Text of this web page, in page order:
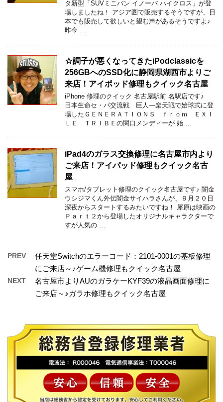
タ新型「SUVミニバン イノーバ ハイクロス」が登
場しましたね！ アジア圏で販売するそうですが、日
本でも販売して欲しいと望む声があるそうですよ♪
昨今 …
☆調子が悪くなってきたiPodclassicを
256GBへのSSD化に静岡県湖西市よりご
来店！アイポッド修理もクイック名古屋
iPhone 修理のクイック 名古屋駅前 名駅店です♪
日本生命セ・パ交流戦 巨人―楽天戦で始球式に登
場したＧＥＮＥＲＡＴＩＯＮＳ ｆｒｏｍ ＥＸＩ
ＬＥ ＴＲＩＢＥの関口メンディーが 始 …
iPad4のガラス交換修理に名古屋市内より
ご来店！アイパッド修理もクイック名古
屋
スマホ/タブレット修理のクイック名古屋です♪ 闇金
ウシジマくん外伝闇金サイハラさんが、９月２０日
深夜からスタートするみたいですね！ 犀原は映画の
Ｐａｒｔ２から登場したオリジナルキャラクターで
すが人気の …
PREV
任天堂Switchのエラーコード：2101-0001の基板修理
にご来店～♪ゲーム機修理もクイック名古屋
NEXT
名古屋市よりAUのガラケーKYF39の液晶画面修理に
ご来店～♪ガラホ修理もクイック名古屋